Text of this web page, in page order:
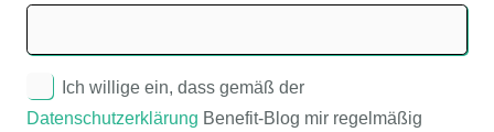
Ich willige ein, dass gemäß der
Datenschutzerklärung Benefit-Blog mir regelmäßig